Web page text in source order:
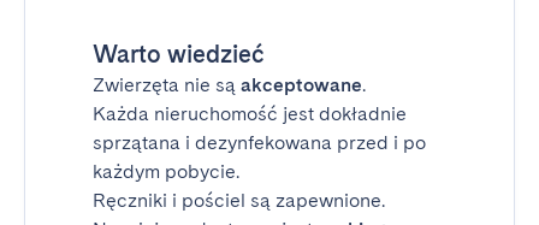
Warto wiedzieć
Zwierzęta nie są akceptowane.
Każda nieruchomość jest dokładnie
sprzątana i dezynfekowana przed i po
każdym pobycie.
Ręczniki i pościel są zapewnione.